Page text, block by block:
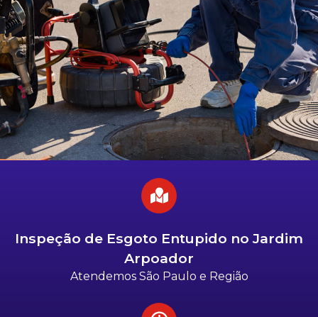
Inspeção de Esgoto Entupido no Jardim
Arpoador
Atendemos São Paulo e Região